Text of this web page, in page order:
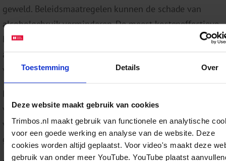
Toestemming Details Over
Deze website maakt gebruik van cookies
Trimbos.nl maakt gebruik van functionele en analytische
voor een goede werking en analyse van de website. Deze
cookies worden altijd geplaatst. Voor video's maakt deze
gebruik van onder meer YouTube. YouTube plaatst
geweld. Beleidsmaatregelen kunnen de schade van
alcoholgebruik verminderen. De meest kosteneffectieve,
betaalbare en uitvoerbare maatregelen zijn: het
alcoholreclame, het verhogen van de prijs van alcohol
verminderen van de beschikbaarheid van alcohol.
Deze infographic presenteert cijfers over de steun onder
volwassenen voor beleidsmaatregelen om
verminderen. Ook wordt er gekeken naar verschillen
groepen en naar veranderingen sinds 2022.